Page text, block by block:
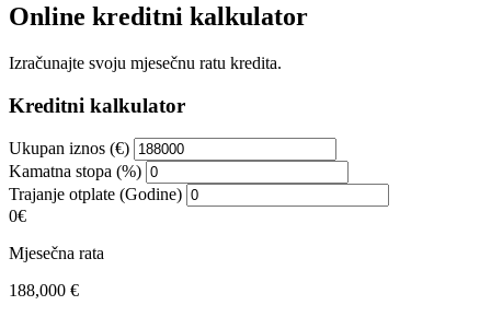
Online kreditni kalkulator
Izračunajte svoju mjesečnu ratu kredita.
Kreditni kalkulator
Ukupan iznos (€)
Kamatna stopa (%)
Trajanje otplate (Godine)
0€
Mjesečna rata
188,000 €